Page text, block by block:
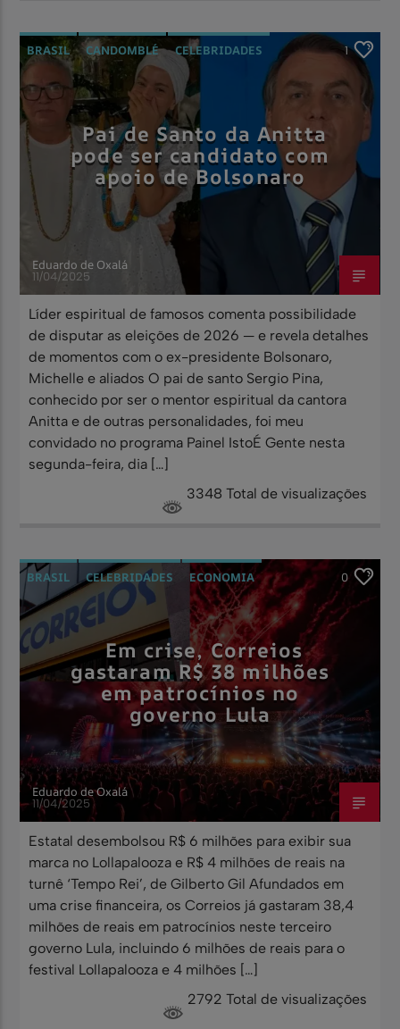
BRASIL CANDOMBLÉ
CELEBRIDADES
MATRIZES AFRICANAS
POLÍTICA
1
Pai de Santo da Anitta
pode ser candidato com
apoio de Bolsonaro
Eduardo de Oxalá
11/04/2025
Líder espiritual de famosos comenta possibilidade
de disputar as eleições de 2026 — e revela detalhes
de momentos com o ex-presidente Bolsonaro,
Michelle e aliados O pai de santo Sergio Pina,
conhecido por ser o mentor espiritual da cantora
Anitta e de outras personalidades, foi meu
convidado no programa Painel IstoÉ Gente nesta
segunda-feira, dia […]
3348 Total de visualizações
BRASIL CELEBRIDADES
ECONOMIA
MUSICA
NOTÍCIAS
0
Em crise, Correios
gastaram R$ 38 milhões
em patrocínios no
governo Lula
Eduardo de Oxalá
11/04/2025
Estatal desembolsou R$ 6 milhões para exibir sua
marca no Lollapalooza e R$ 4 milhões de reais na
turnê ‘Tempo Rei’, de Gilberto Gil Afundados em
uma crise financeira, os Correios já gastaram 38,4
milhões de reais em patrocínios neste terceiro
governo Lula, incluindo 6 milhões de reais para o
festival Lollapalooza e 4 milhões […]
2792 Total de visualizações